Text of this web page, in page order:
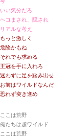
いい気分だろ
ヘコまされ、隠され
リアルな考え
もっと激しく
危険かもね
それでも求める
王冠を手に入れろ
迷わずに足を踏み出せ
お前はワイルドなんだ
恐れず突き進め
ここは荒野
俺たちは超ワイルド…
ここは荒野